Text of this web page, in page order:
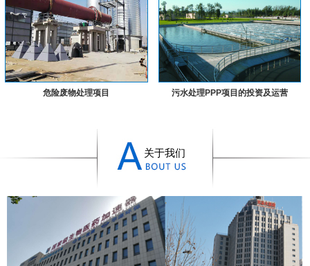
危险废物处理项目 污水处理PPP项目的投资及运营
关于我们